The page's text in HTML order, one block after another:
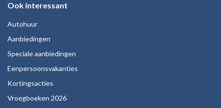
Ook interessant
Autohuur
Aanbiedingen
Speciale aanbiedingen
Eenpersoonsvakanties
Kortingsacties
Vroegboeken 2026